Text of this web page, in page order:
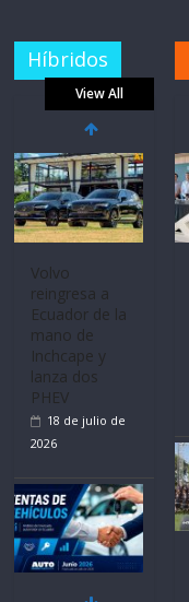
Híbridos
View All
Volvo
reingresa a
Ecuador de la
mano de
Inchcape y
lanza dos
PHEV
18 de julio de
2026